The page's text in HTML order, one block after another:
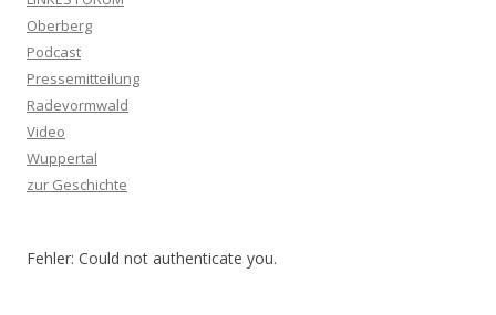
Oberberg
Podcast
Pressemitteilung
Radevormwald
Video
Wuppertal
zur Geschichte
Fehler: Could not authenticate you.